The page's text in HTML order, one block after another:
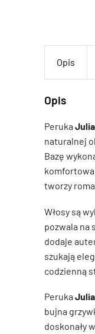
Opis
Opis
Peruka Julia
naturalnej
Bazę
komfortowa
tworzy
Włosy są
pozwala na
dodaje
szukają
codzienną
Peruka Julia
bujna
doskonały